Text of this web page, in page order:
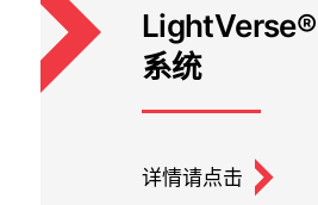
系统
详情请点击